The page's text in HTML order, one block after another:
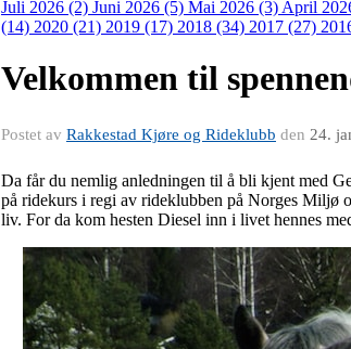
Juli 2026 (2) Juni 2026 (5) Mai 2026 (3) April
(14) 2020 (21) 2019 (17) 2018 (34) 2017 (27)
Velkommen til
Postet av Rakkestad Kjøre og Rideklubb den 24.
Da får du nemlig anledningen til å bli kjent med
på ridekurs i regi av rideklubben på Norges Miljø
liv. For da kom hesten Diesel inn i livet hennes